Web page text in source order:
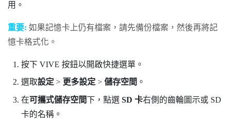
用。
重要: 如果記憶卡上仍有檔案，請先備份檔案，然後再將記
憶卡格式化。
按下 VIVE 按鈕以開啟快捷選單。
選取設定> 更多設定> 儲存空間 。
在可攜式儲存空間下，點選 SD 卡右側的齒輪圖示或 SD
卡的名稱。